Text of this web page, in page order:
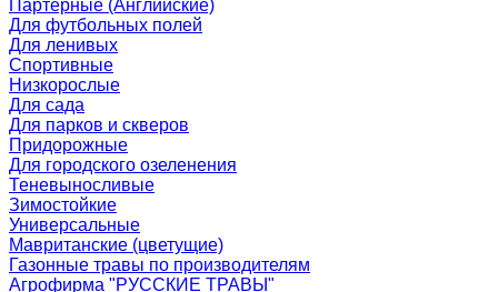
Партерные (Английские)
Для футбольных полей
Для ленивых
Спортивные
Низкорослые
Для сада
Для парков и скверов
Придорожные
Для городского озеленения
Теневыносливые
Зимостойкие
Универсальные
Мавританские (цветущие)
Газонные травы по производителям
Агрофирма "РУССКИЕ ТРАВЫ"